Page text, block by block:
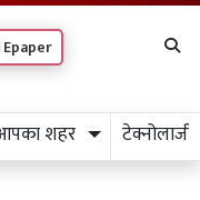
Epaper
शहर टेक्नोलाजी